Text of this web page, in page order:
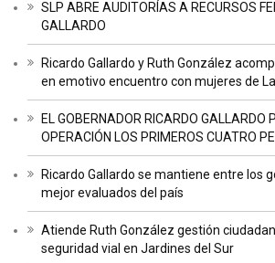
SLP ABRE AUDITORÍAS A RECURSOS
GALLARDO
Ricardo Gallardo y Ruth González
en emotivo encuentro con mujeres de
EL GOBERNADOR RICARDO GALLARDO
OPERACIÓN LOS PRIMEROS CUATRO
Ricardo Gallardo se mantiene entre los
mejor evaluados del país
Atiende Ruth González gestión
seguridad vial en Jardines del Sur